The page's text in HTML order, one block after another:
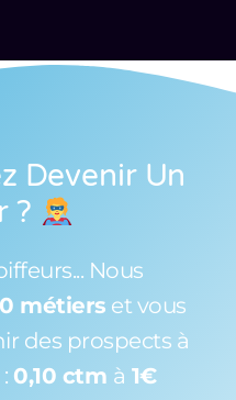
Devenir Un
?
Nous
métiers et vous
des prospects à
0,10 ctm à 1€